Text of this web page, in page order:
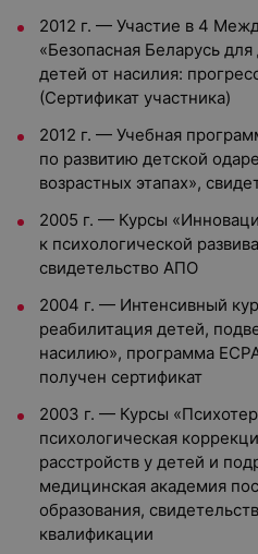
2012 г. — Участие в 4
«Безопасная Беларусь
детей от насилия:
(Сертификат участника)
2012 г. — Учебная
по развитию детской
возрастных этапах»,
2005 г. — Курсы
к психологической
свидетельство АПО
2004 г. — Интенсивный
реабилитация детей,
насилию», программа
получен сертификат
2003 г. — Курсы
психологическая
расстройств у детей и
медицинская академия
образования,
квалификации